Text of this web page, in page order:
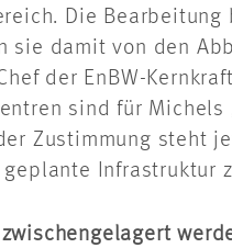
Die
sie damit von den
der EnBW-
sind für
Zustimmung steht
Infrastruktur